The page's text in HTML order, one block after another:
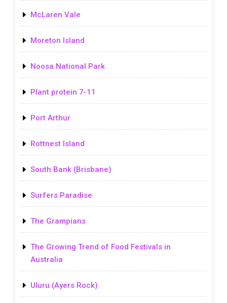
McLaren Vale
Moreton Island
Noosa National Park
Plant protein 7-11
Port Arthur
Rottnest Island
South Bank (Brisbane)
Surfers Paradise
The Grampians
The Growing Trend of Food Festivals in
Australia
Uluru (Ayers Rock)